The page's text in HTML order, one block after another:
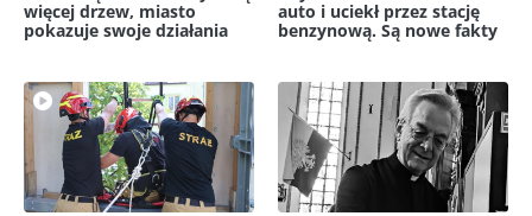
więcej drzew, miasto
pokazuje swoje działania
auto i uciekł przez stację
benzynową. Są nowe fakty